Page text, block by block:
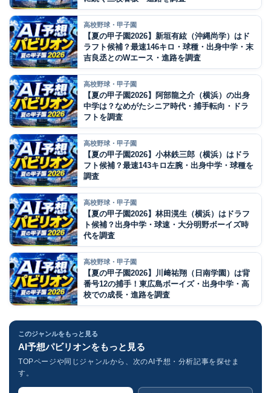
高校野球・甲子園
【夏の甲子園2026】新垣有絃（沖縄尚学）はド
ラフト候補？最速146キロ・球種・出身中学・末
吉良丞とのWエース・進路を調査
高校野球・甲子園
【夏の甲子園2026】阿部龍之介（横浜）の出身
中学は？なめがたシニア時代・捕手転向・ドラ
フトを調査
高校野球・甲子園
【夏の甲子園2026】小林鉄三郎（横浜）はドラ
フト候補？最速143キロ左腕・出身中学・球種を
調査
高校野球・甲子園
【夏の甲子園2026】林田滉生（横浜）はドラフ
ト候補？出身中学・球速・大分明野ボーイズ時
代を調査
高校野球・甲子園
【夏の甲子園2026】川﨑祐翔（日南学園）は背
番号12の捕手！東広島ボーイズ・出身中学・高
校での成長・進路を調査
このジャンルをもっと見る
AI予想パビリオンをもっと見る
TOPページや同じジャンルから、次のAI予想・分析記事を探せま
す。